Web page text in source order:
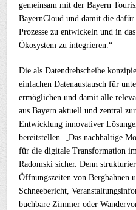
gemeinsam mit der Bayern
BayernCloud und damit die
Prozesse zu entwickeln und in
Ökosystem zu integrieren.“
Die als Datendrehscheibe
einfachen Datenaustausch für
ermöglichen und damit alle
aus Bayern aktuell und zentral
Entwicklung innovativer
bereitstellen. „Das nachhaltige
für die digitale Transformation
Radomski sicher. Denn
Öffnungszeiten von Bergbahnen
Schneebericht,
buchbare Zimmer oder